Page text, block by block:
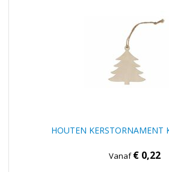
HOUTEN KERSTORNAMENT
Vanaf€ 0,22